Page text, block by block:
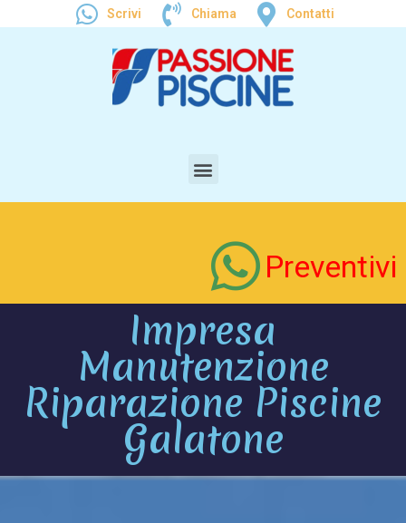
Scrivi Chiama Contatti
Preventivi
Impresa
Manutenzione
Riparazione Piscine
Galatone